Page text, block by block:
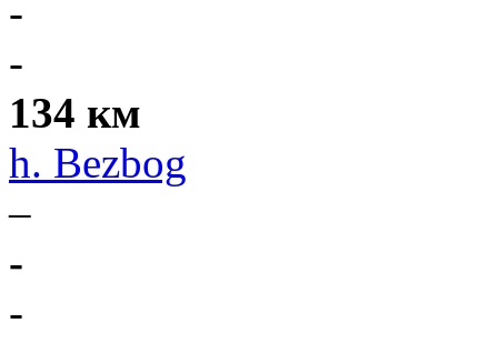
-
-
134 км
h. Bezbog
–
-
-